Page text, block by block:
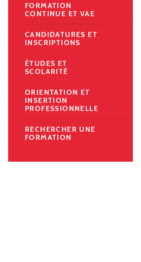
FORMATION
CONTINUE ET VAE
CANDIDATURES ET
INSCRIPTIONS
ÉTUDES ET
SCOLARITÉ
ORIENTATION ET
INSERTION
PROFESSIONNELLE
RECHERCHER UNE
FORMATION